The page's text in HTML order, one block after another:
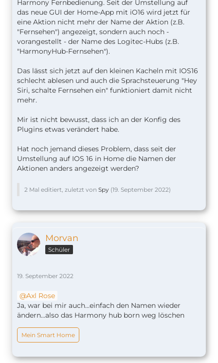
Harmony Fernbedienung. Seit der Umstellung auf
das neue GUI der Home-App mit iO16 wird jetzt für
eine Aktion nicht mehr der Name der Aktion (z.B.
"Fernsehen") angezeigt, sondern auch noch -
vorangestellt - der Name des Logitec-Hubs (z.B.
"HarmonyHub-Fernsehen").
Das lässt sich jetzt auf den kleinen Kacheln mit IOS16
schlecht ablesen und auch die Sprachsteuerung "Hey
Siri, schalte Fernsehen ein" funktioniert damit nicht
mehr.
Mir ist nicht bewusst, dass ich an der Konfig des
Plugins etwas verändert habe.
Hat noch jemand dieses Problem, dass seit der
Umstellung auf IOS 16 in Home die Namen der
Aktionen anders angezeigt werden?
2 Mal editiert, zuletzt von Spy (19. September 2022)
Morvan
Schüler
19. September 2022
Axl Rose
Ja, war bei mir auch…einfach den Namen wieder
ändern…also das Harmony hub born weg löschen
Mein Smart Home